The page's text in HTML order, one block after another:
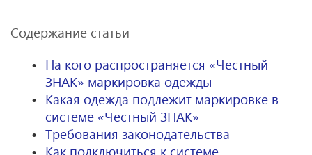
Содержание статьи
На кого распространяется «Честный
ЗНАК» маркировка одежды
Какая одежда подлежит маркировке в
системе «Честный ЗНАК»
Требования законодательства
Как подключиться к системе